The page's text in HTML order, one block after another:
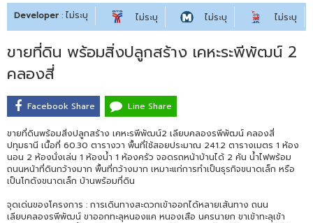
Developer : ไม่ระบุ ไม่ระบุ ไม่ระบุ ไม่ระบุ
ขายที่ดิน พร้อมสิ่งปลูกสร้าง เคหะระพีพัฒน์ 2
คลองสี่
Facebook Share Line Share
ขายที่ดินพร้อมสิ่งปลูกสร้าง เคหะรพีพัฒน์2 เลียบคลองรพีพัฒน์ คลองสี่
ปทุมธานี เนื้อที่ 60.30 ตารางวา พื้นที่ใช้สอยประมาณ 241.2 ตารางเมตร 1 ห้อง
นอน 2 ห้องนั่งเล่น 1 ห้องน้ำ 1 ห้องครัว จอดรถหน้าบ้านได้ 2 คัน น้ำไฟพร้อม
ถนนหน้าที่ดินกว้างมาก พื้นที่กว้างมาก เหมาะแก่การทำเป็นธุรกิจขนาดเล็ก หรือ
เป็นโกดังขนาดเล็ก บ้านพร้อมที่ดิน
จุดเด่นของโครงการ : การเดินทางสะดวกเข้าออกได้หลายเส้นทาง ถนน
เลียบคลองรพีพัฒน์ ขาออกทะลุหนองแค หนองเสือ นครนายก ขาเข้าทะลุเข้า